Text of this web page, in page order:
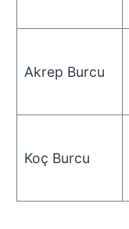
Akrep Burcu
Koç Burcu